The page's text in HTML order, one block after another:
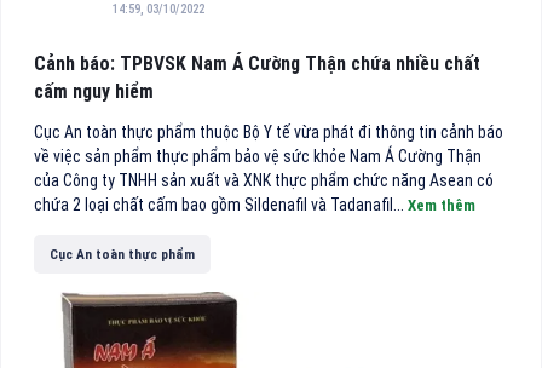
thuật mắt chất lượng cao
chuyên sâu.
14:59, 03/10/2022
Cảnh báo: TPBVSK Nam Á Cường Thận chứa nhiều chất
cấm nguy hiểm
Cục An toàn thực phẩm thuộc Bộ Y tế vừa phát đi thông tin cảnh báo
về việc sản phẩm thực phẩm bảo vệ sức khỏe Nam Á Cường Thận
của Công ty TNHH sản xuất và XNK thực phẩm chức năng Asean có
chứa 2 loại chất cấm bao gồm Sildenafil và Tadanafil... Xem thêm
Cục An toàn thực phẩm